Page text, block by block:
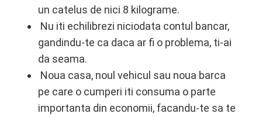
un catelus de nici 8 kilograme.
Nu iti echilibrezi niciodata contul bancar,
gandindu-te ca daca ar fi o problema, ti-ai
da seama.
Noua casa, noul vehicul sau noua barca
pe care o cumperi iti consuma o parte
importanta din economii, facandu-te sa te